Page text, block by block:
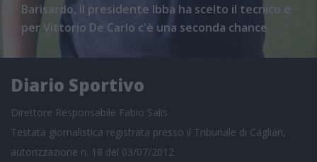
Barisardo, il presidente Ibba ha scelto il tecnico e
per Vittorio De Carlo c'è una seconda chance
Diario Sportivo
Direttore Responsabile Fabio Salis
Testata giornalistica registrata presso il Tribunale di Cagliari,
autorizzazione n. 18 del 03/07/2012